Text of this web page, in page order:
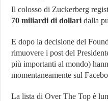
Il colosso di Zuckerberg
70 miliardi di dollari dalla
E dopo la decisione del
rimuovere i post del
più importanti al mondo)
momentaneamente sul
La lista di Over The Top è